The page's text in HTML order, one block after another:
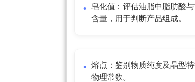
皂化值：评估油脂中脂肪酸
含量，用于判断产品组成。
熔点：鉴别物质纯度及晶型
物理常数。